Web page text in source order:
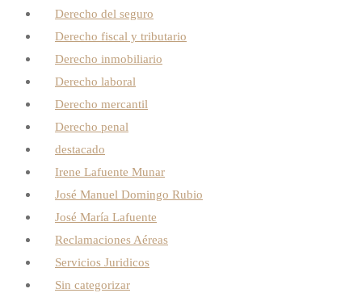
Derecho del seguro
Derecho fiscal y tributario
Derecho inmobiliario
Derecho laboral
Derecho mercantil
Derecho penal
destacado
Irene Lafuente Munar
José Manuel Domingo Rubio
José María Lafuente
Reclamaciones Aéreas
Servicios Juridicos
Sin categorizar